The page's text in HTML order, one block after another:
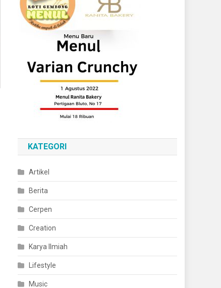
KATEGORI
Artikel
Berita
Cerpen
Creation
Karya Ilmiah
Lifestyle
Music